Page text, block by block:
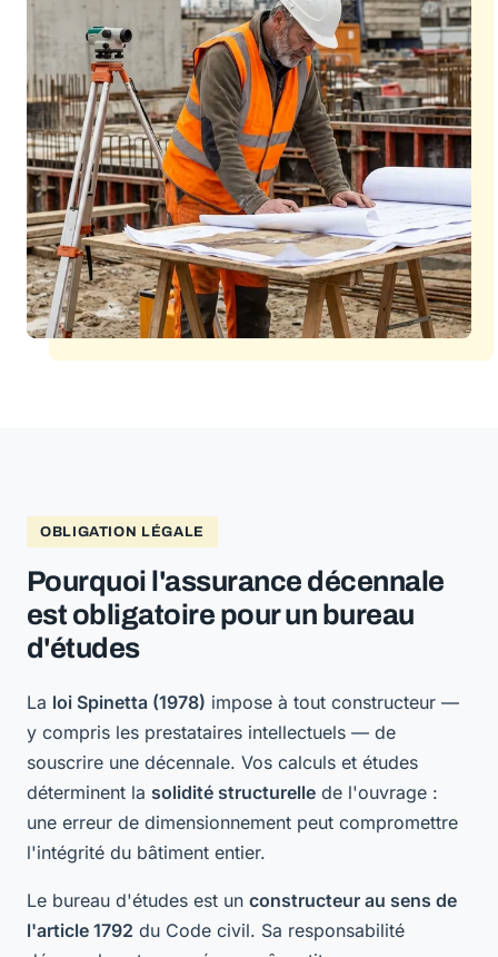
OBLIGATION LÉGALE
Pourquoi l'assurance décennale
est obligatoire pour un bureau
d'études
La loi Spinetta (1978) impose à tout constructeur —
y compris les prestataires intellectuels — de
souscrire une décennale. Vos calculs et études
déterminent la solidité structurelle de l'ouvrage :
une erreur de dimensionnement peut compromettre
l'intégrité du bâtiment entier.
Le bureau d'études est un constructeur au sens de
l'article 1792 du Code civil. Sa responsabilité